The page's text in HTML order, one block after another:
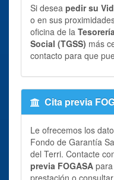
Si desea pedir su
o en sus
oficina de la
Social (TGSS) más
contacto para que
Cita previa
Le ofrecemos los
Fondo de Garantía
del Terri. Contacte
previa FOGASA
prestación o